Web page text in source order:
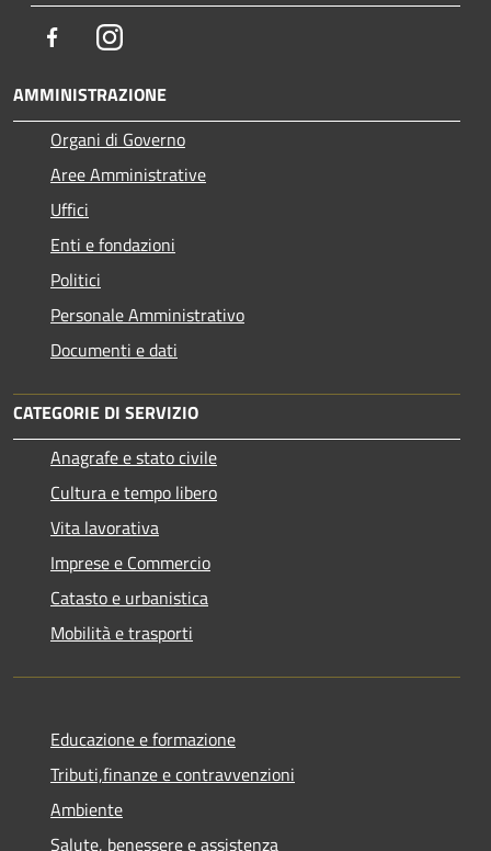
FacebookInstagram
AMMINISTRAZIONE
Organi di Governo
Aree Amministrative
Uffici
Enti e fondazioni
Politici
Personale Amministrativo
Documenti e dati
CATEGORIE DI SERVIZIO
Anagrafe e stato civile
Cultura e tempo libero
Vita lavorativa
Imprese e Commercio
Catasto e urbanistica
Mobilità e trasporti
Educazione e formazione
Tributi,finanze e contravvenzioni
Ambiente
Salute, benessere e assistenza